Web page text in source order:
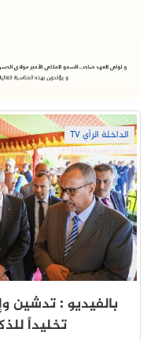
الداخلة الرأي TV
بالفيديو : تدشين
تخليداً للذكرى